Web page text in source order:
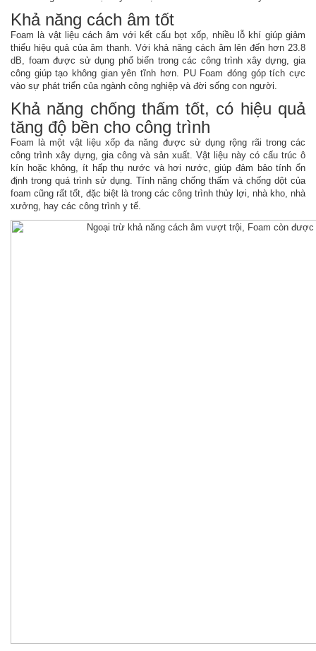
Khả năng cách âm tốt
Foam là vật liệu cách âm với kết cấu bọt xốp, nhiều lỗ khí giúp giảm
thiểu hiệu quả của âm thanh. Với khả năng cách âm lên đến hơn 23.8
dB, foam được sử dụng phổ biến trong các công trình xây dựng, gia
công giúp tạo không gian yên tĩnh hơn. PU Foam đóng góp tích cực
vào sự phát triển của ngành công nghiệp và đời sống con người.
Khả năng chống thấm tốt, có hiệu quả
tăng độ bền cho công trình
Foam là một vật liệu xốp đa năng được sử dụng rộng rãi trong các
công trình xây dựng, gia công và sản xuất. Vật liệu này có cấu trúc ô
kín hoặc không, ít hấp thụ nước và hơi nước, giúp đảm bảo tính ổn
định trong quá trình sử dụng. Tính năng chống thấm và chống dột của
foam cũng rất tốt, đặc biệt là trong các công trình thủy lợi, nhà kho, nhà
xưởng, hay các công trình y tế.